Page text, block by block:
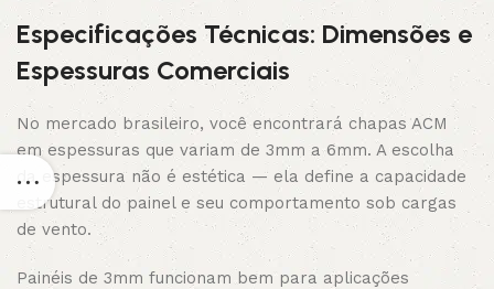
Especificações Técnicas: Dimensões e
Espessuras Comerciais
No mercado brasileiro, você encontrará chapas ACM
em espessuras que variam de 3mm a 6mm. A escolha
da espessura não é estética — ela define a capacidade
estrutural do painel e seu comportamento sob cargas
de vento.
Painéis de 3mm funcionam bem para aplicações